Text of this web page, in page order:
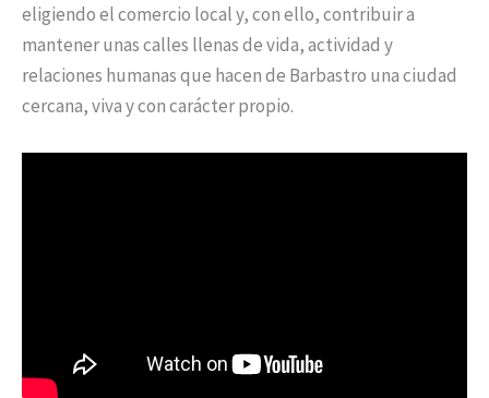
eligiendo el comercio local y, con ello, contribuir a
mantener unas calles llenas de vida, actividad y
relaciones humanas que hacen de Barbastro una ciudad
cercana, viva y con carácter propio.